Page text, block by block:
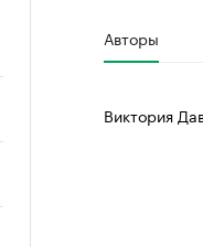
Авторы
Виктория